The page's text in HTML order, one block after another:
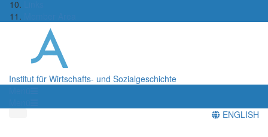
Institut für Wirtschafts- und Sozialgeschichte
ENGLISH